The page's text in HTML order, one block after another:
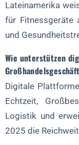
Lateinamerika
für Fitnessgeräte
und
Wie unterstützen
Digitale
Echtzeit,
Logistik und
2025 die